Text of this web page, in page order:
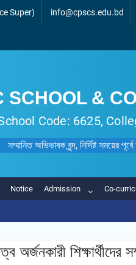
Super) info@cpscs.edu.bd
SCHOOL &
Code: 6625,
সম্মানিত অভিভাবক বৃন্দ, নির্দিষ্ট
Notice Admission Co-
শিক্ষার্থীদের